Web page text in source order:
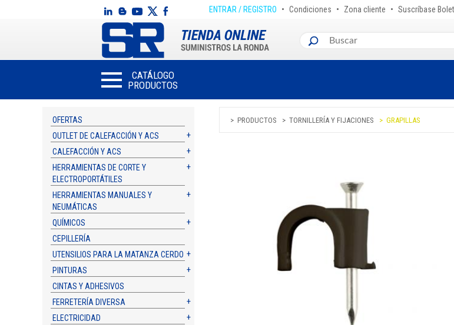
ENTRAR / REGISTRO • Condiciones • Zona cliente • Suscríbase
CATÁLOGO
PRODUCTOS
OFERTAS
OUTLET DE CALEFACCIÓN Y ACS
CALEFACCIÓN Y ACS
HERRAMIENTAS DE CORTE Y
ELECTROPORTÁTILES
HERRAMIENTAS MANUALES Y
NEUMÁTICAS
QUÍMICOS
CEPILLERÍA
UTENSILIOS PARA LA MATANZA CERDO
PINTURAS
CINTAS Y ADHESIVOS
FERRETERÍA DIVERSA
ELECTRICIDAD
PRODUCTOS TORNILLERÍA Y FIJACIONES GRAPILLAS